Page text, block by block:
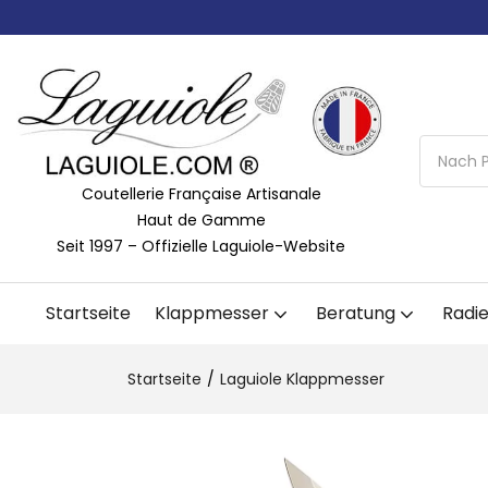
Coutellerie Française Artisanale
Haut de Gamme
Seit 1997 – Offizielle Laguiole-Website
Startseite Klappmesser Beratung
Startseite Laguiole Klappmesser